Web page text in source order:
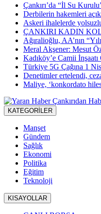
Çankırı’da “İl Su
Derbilerin hakemleri
Askeri ihalelerde
ÇANKIRI KADIN
Ağıralioğlu, AA’nın
Meral Akşener: Mesut
Kadıköy’e Camii İnşaatı
Türkiye 5G Çağına 1
Denetimler ertelendi,
Maliye, ‘konkordato
KATEGORİLER
Manşet
Gündem
Sağlık
Ekonomi
Politika
Eğitim
Teknoloji
KISAYOLLAR